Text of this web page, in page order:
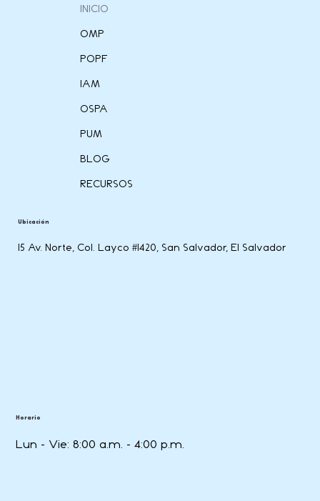
INICIO
OMP
POPF
IAM
OSPA
PUM
BLOG
RECURSOS
Horario
Lun - Vie: 8:00 a.m. - 4:00 p.m.
Ubicación
15 Av. Norte, Col. Layco #1420, San Salvador, El Salvador